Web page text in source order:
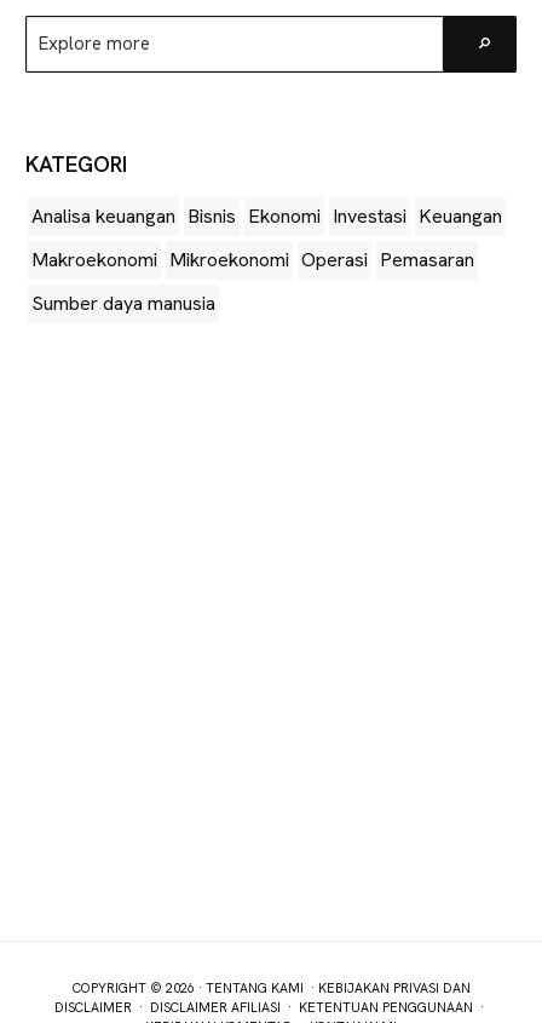
Explore
more
KATEGORI
Analisa keuangan Bisnis Ekonomi Investasi Keuangan
Makroekonomi Mikroekonomi Operasi Pemasaran
Sumber daya manusia
COPYRIGHT © 2026 · TENTANG KAMI · KEBIJAKAN PRIVASI DAN
DISCLAIMER · DISCLAIMER AFILIASI · KETENTUAN PENGGUNAAN ·